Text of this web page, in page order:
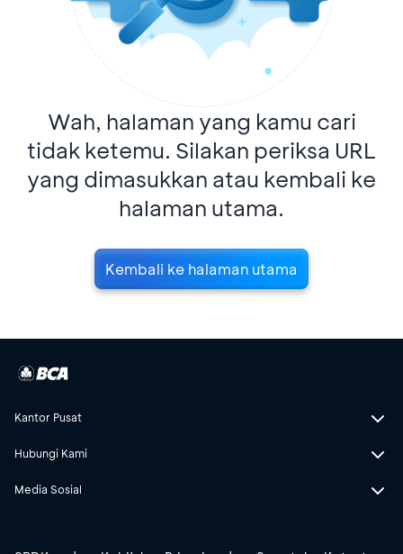
Wah, halaman yang kamu cari
tidak ketemu. Silakan periksa URL
yang dimasukkan atau kembali ke
halaman utama.
Kembali ke halaman utama
Kantor Pusat
Hubungi Kami
Media Sosial